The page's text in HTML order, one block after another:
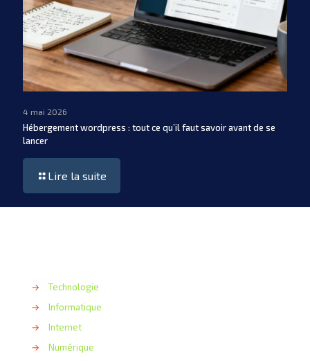
4 mai 2026
Hébergement wordpress : tout ce qu’il faut savoir avant de se
lancer
Lire la suite
→
Technologie
→
Informatique
→
Internet
→
Numérique